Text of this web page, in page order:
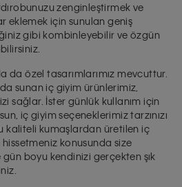
zenginleştirmek ve
eklemek için sunulan geniş
gibi kombinleyebilir ve özgün
da özel tasarımlarımız mevcuttur.
sunan iç giyim ürünlerimiz,
sağlar. İster günlük kullanım için
iç giyim seçeneklerimiz tarzınızı
kaliteli kumaşlardan üretilen iç
konusunda size
gün boyu kendinizi gerçekten şık